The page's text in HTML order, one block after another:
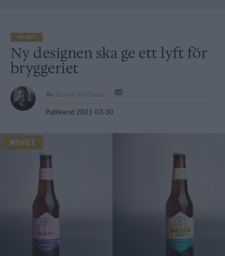
NYHET
Ny designen ska ge ett lyft för
bryggeriet
Av Ronny Karlsson
Publicerat 2021-03-30
NYHET